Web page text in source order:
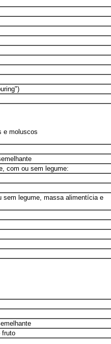
e moluscos
com ou sem legume:
sem legume, massa alimentícia e
fruto